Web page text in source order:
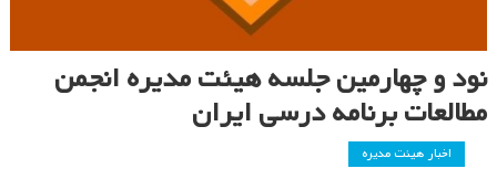
نود و چهارمین جلسه هیئت مدیره انجمن
مطالعات برنامه درسی ایران
اخبار هیئت مدیره